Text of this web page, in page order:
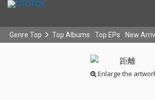
Genre Top Top Albums Top EPs New
Enlarge the